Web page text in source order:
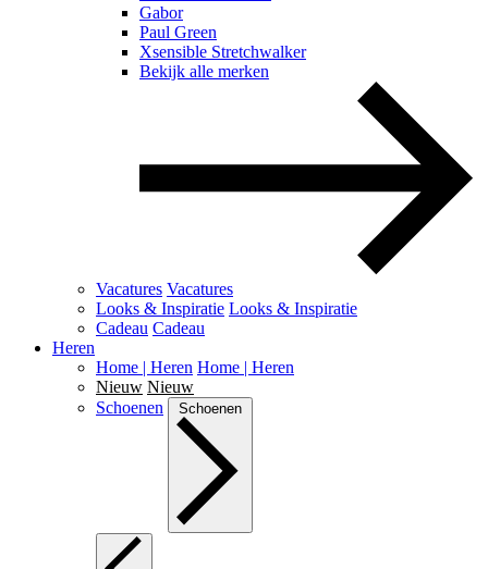
Gabor
Paul Green
Xsensible Stretchwalker
Bekijk alle merken
Vacatures Vacatures
Looks & Inspiratie Looks & Inspiratie
Cadeau Cadeau
Heren
Home | Heren Home | Heren
Nieuw Nieuw
Schoenen
Schoenen